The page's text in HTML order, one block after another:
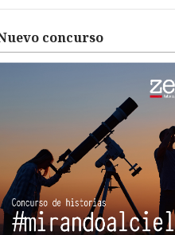
concurso